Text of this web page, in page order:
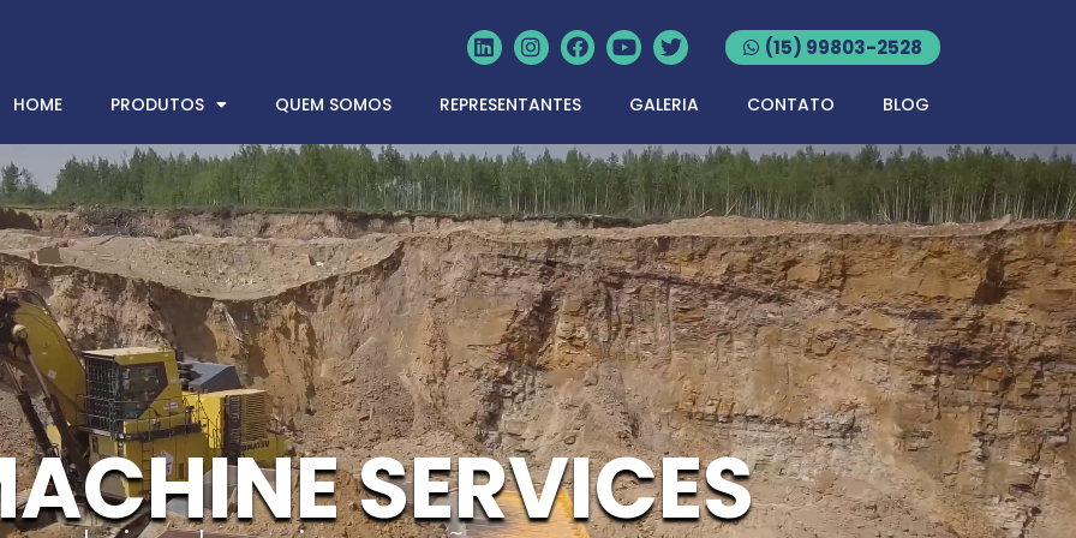
(15) 99803-2528
HOME PRODUTOS QUEM SOMOS REPRESENTANTES GALERIA CONTATO BLOG
SERVICES